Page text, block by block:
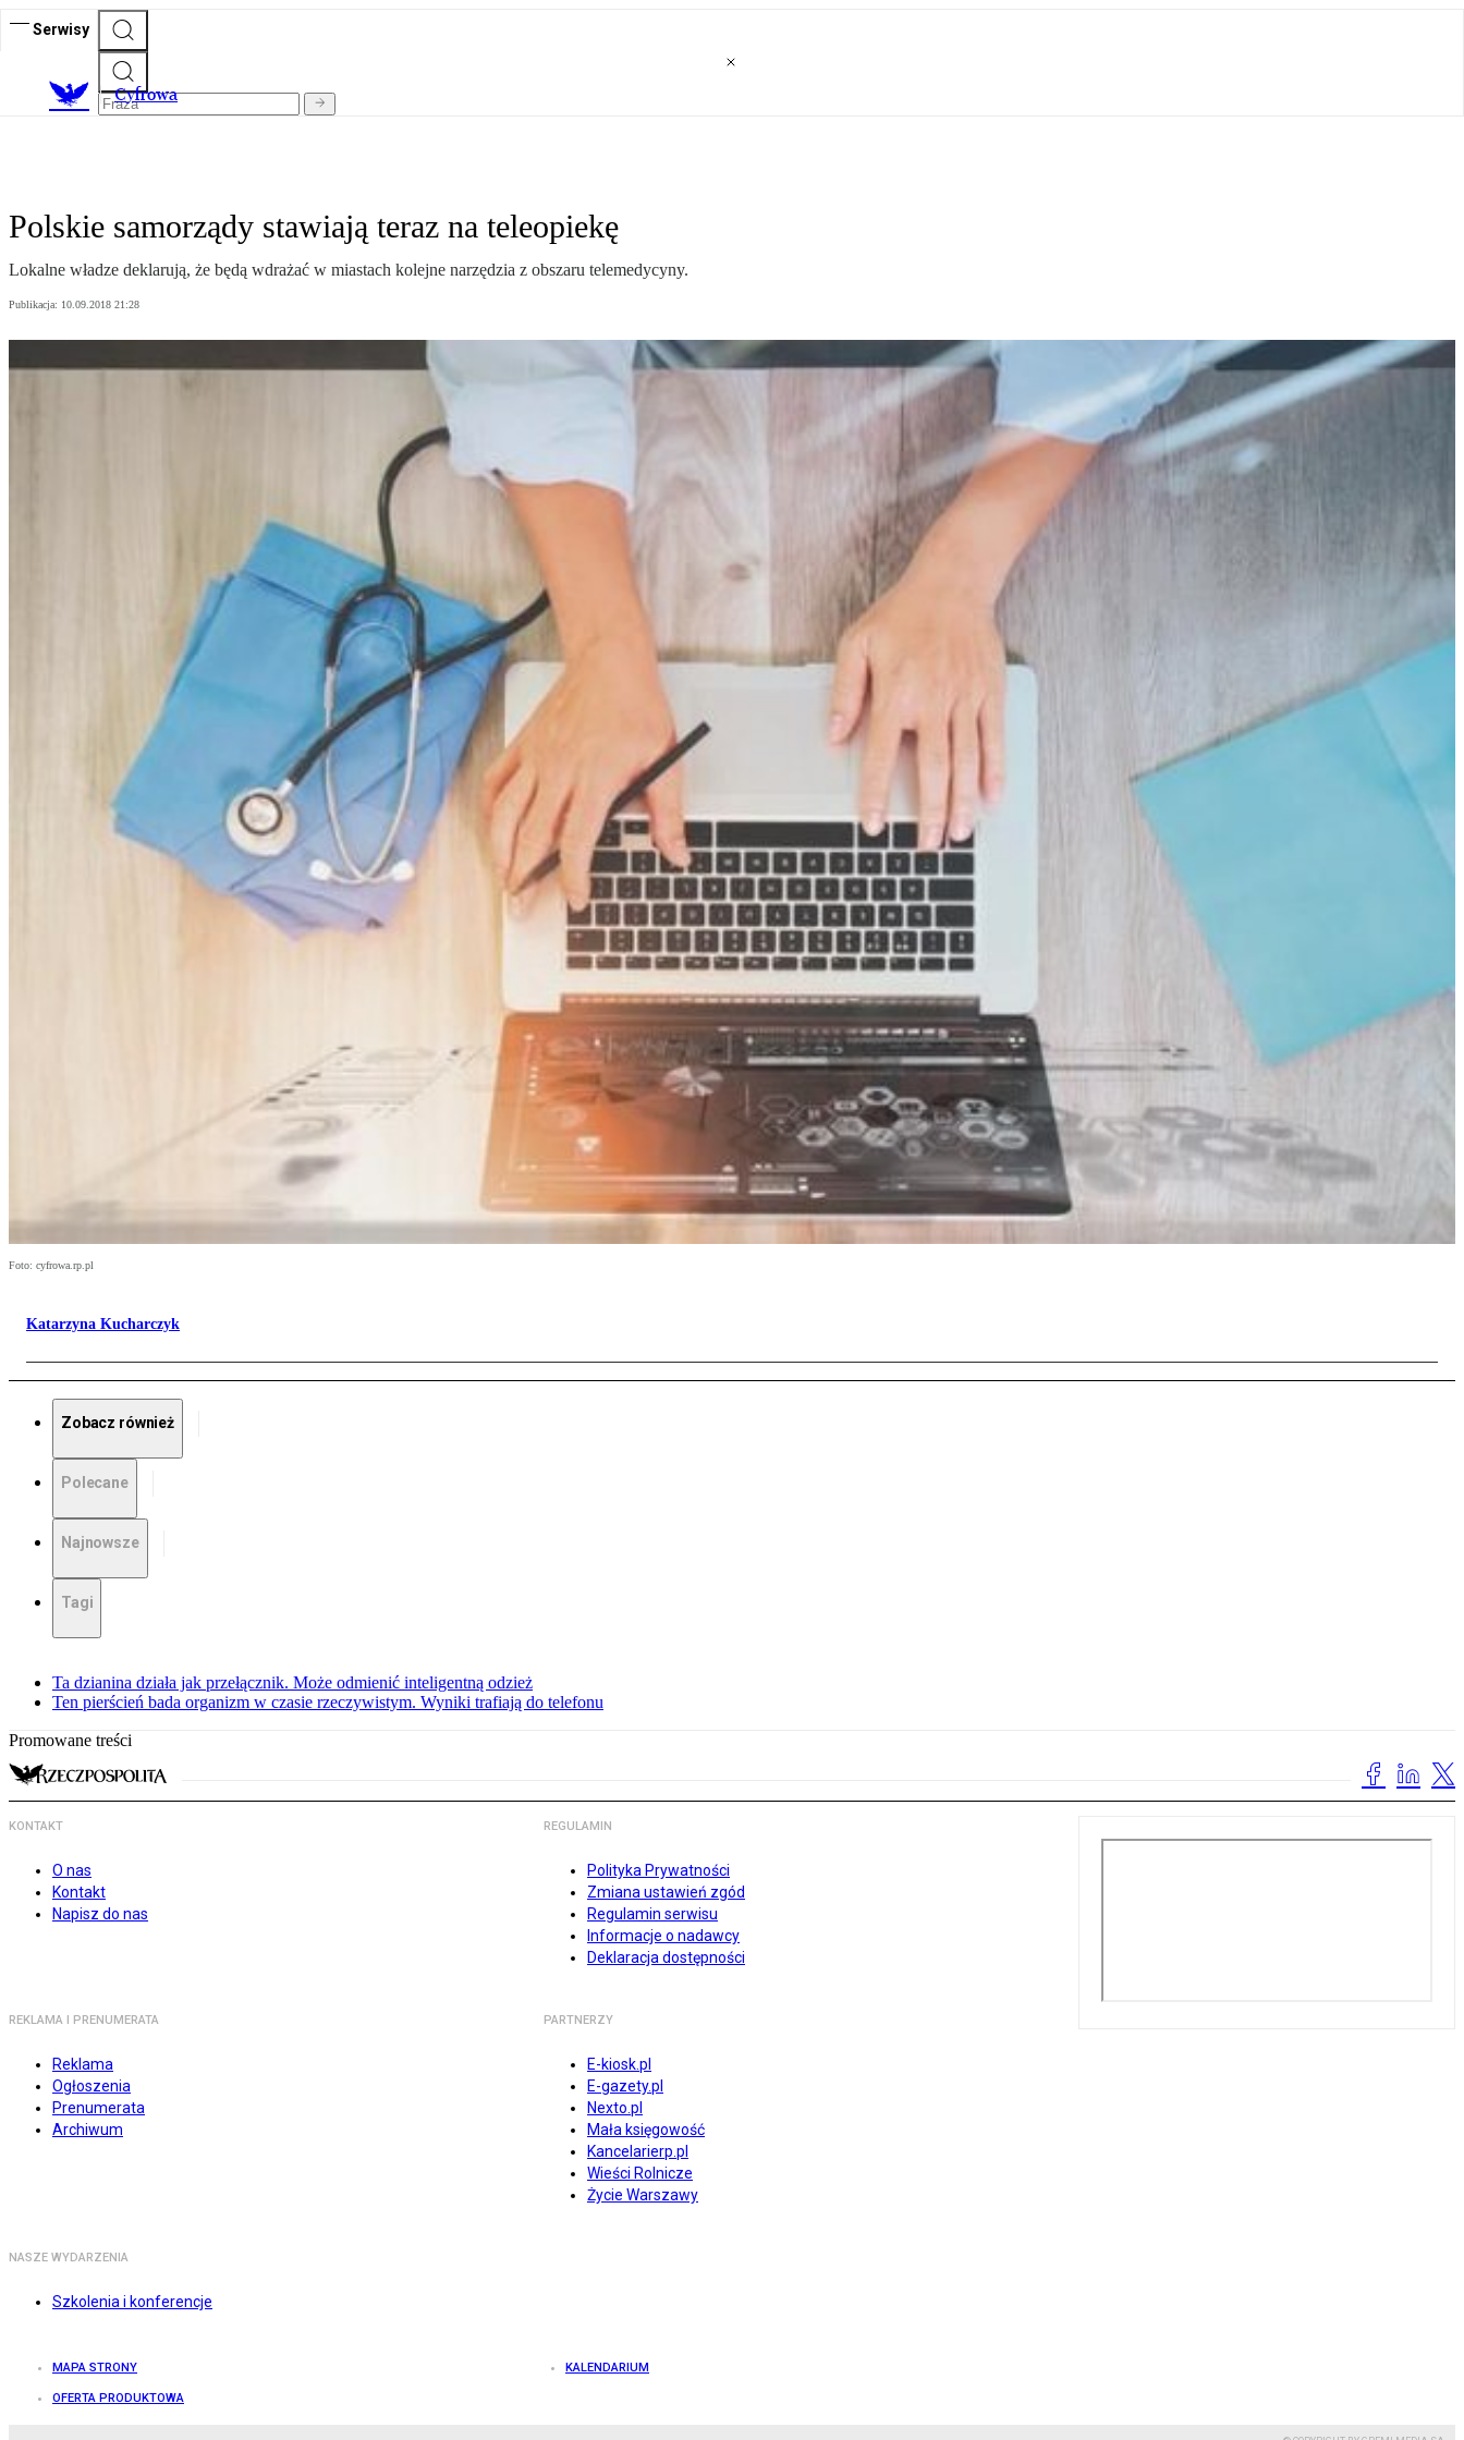
Serwisy
Cyfrowa
Polskie samorządy stawiają teraz na teleopiekę
Lokalne władze deklarują, że będą wdrażać w miastach kolejne narzędzia z obszaru telemedycyny.
Publikacja: 10.09.2018 21:28
Foto: cyfrowa.rp.pl
Katarzyna Kucharczyk
Zobacz również
Polecane
Najnowsze
Tagi
Ta dzianina działa jak przełącznik. Może odmienić inteligentną odzież
Ten pierścień bada organizm w czasie rzeczywistym. Wyniki trafiają do telefonu
Promowane treści
KONTAKT
O nas
Kontakt
Napisz do nas
REGULAMIN
Polityka Prywatności
Zmiana ustawień zgód
Regulamin serwisu
Informacje o nadawcy
Deklaracja dostępności
REKLAMA I PRENUMERATA
Reklama
Ogłoszenia
Prenumerata
Archiwum
PARTNERZY
E-kiosk.pl
E-gazety.pl
Nexto.pl
Mała księgowość
Kancelarierp.pl
Wieści Rolnicze
Życie Warszawy
NASZE WYDARZENIA
Szkolenia i konferencje
MAPA STRONY KALENDARIUM
OFERTA PRODUKTOWA